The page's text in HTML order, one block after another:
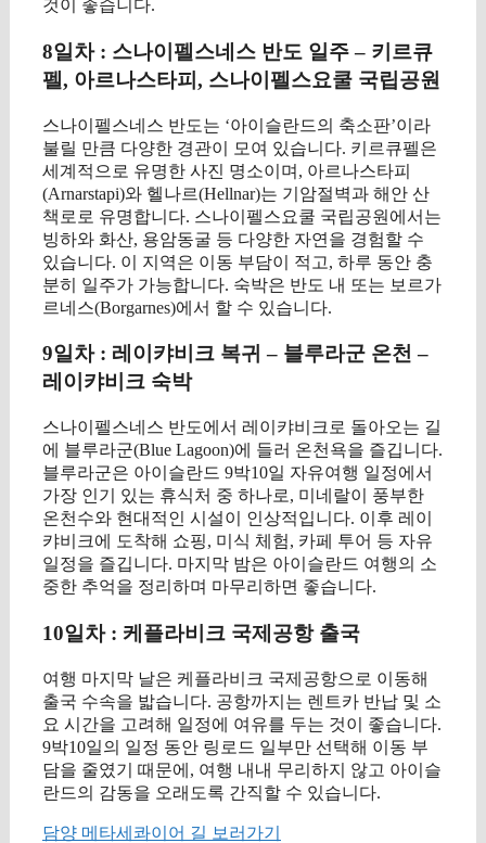
것이 좋습니다.
8일차 : 스나이펠스네스 반도 일주 – 키르큐
펠, 아르나스타피, 스나이펠스요쿨 국립공원
스나이펠스네스 반도는 ‘아이슬란드의 축소판’이라
불릴 만큼 다양한 경관이 모여 있습니다. 키르큐펠은
세계적으로 유명한 사진 명소이며, 아르나스타피
(Arnarstapi)와 헬나르(Hellnar)는 기암절벽과 해안 산
책로로 유명합니다. 스나이펠스요쿨 국립공원에서는
빙하와 화산, 용암동굴 등 다양한 자연을 경험할 수
있습니다. 이 지역은 이동 부담이 적고, 하루 동안 충
분히 일주가 가능합니다. 숙박은 반도 내 또는 보르가
르네스(Borgarnes)에서 할 수 있습니다.
9일차 : 레이캬비크 복귀 – 블루라군 온천 –
레이캬비크 숙박
스나이펠스네스 반도에서 레이캬비크로 돌아오는 길
에 블루라군(Blue Lagoon)에 들러 온천욕을 즐깁니다.
블루라군은 아이슬란드 9박10일 자유여행 일정에서
가장 인기 있는 휴식처 중 하나로, 미네랄이 풍부한
온천수와 현대적인 시설이 인상적입니다. 이후 레이
캬비크에 도착해 쇼핑, 미식 체험, 카페 투어 등 자유
일정을 즐깁니다. 마지막 밤은 아이슬란드 여행의 소
중한 추억을 정리하며 마무리하면 좋습니다.
10일차 : 케플라비크 국제공항 출국
여행 마지막 날은 케플라비크 국제공항으로 이동해
출국 수속을 밟습니다. 공항까지는 렌트카 반납 및 소
요 시간을 고려해 일정에 여유를 두는 것이 좋습니다.
9박10일의 일정 동안 링로드 일부만 선택해 이동 부
담을 줄였기 때문에, 여행 내내 무리하지 않고 아이슬
란드의 감동을 오래도록 간직할 수 있습니다.
담양 메타세콰이어 길 보러가기